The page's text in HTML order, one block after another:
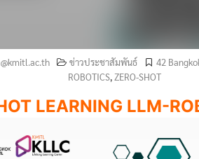
ข่าวประชาสัมพันธ์ 42
ROBOTICS, ZERO-SHOT
LEARNING LLM-